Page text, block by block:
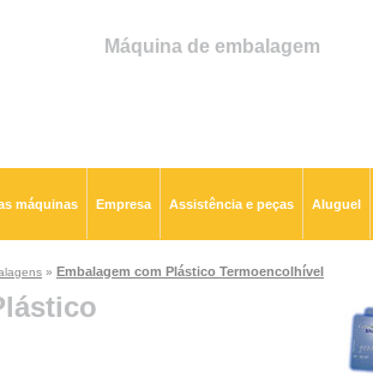
Máquina de embalagem
máquinas Empresa Assistência e peças Aluguel
» Embalagem com Plástico Termoencolhível